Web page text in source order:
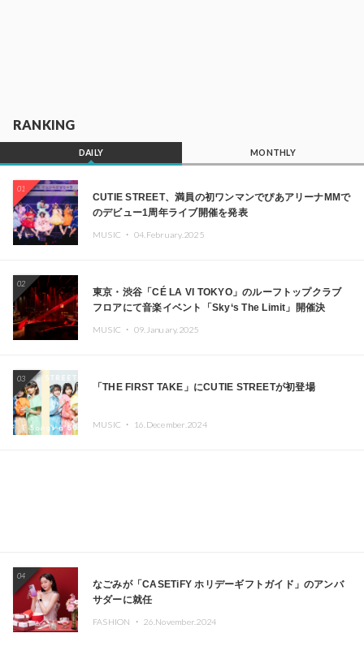
RANKING
DAILY MONTHLY
01
CUTIE STREET、満員の初ワンマンでぴあアリーナMMで
のデビュー1周年ライブ開催を発表
MUSIC ・ 04.February.2025
02
東京・渋谷「CÉ LA VI TOKYO」のルーフトップクラブ
フロアにて音楽イベント「Sky‘s The Limit」開催決
MUSIC ・ 09.January.2025
03
「THE FIRST TAKE」にCUTIE STREETが初登場
MUSIC ・ 16.December.2024
04
なごみが「CASETiFY ホリデーギフトガイド」のアンバ
サダーに就任
FASHION ・ 26.November.2024